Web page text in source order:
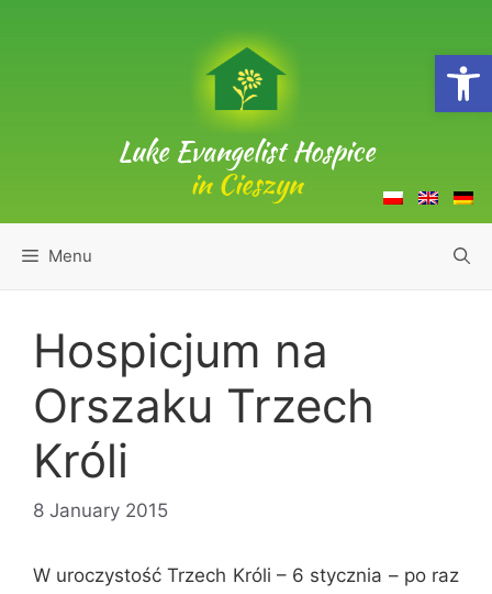
Luke Evangelist Hospice
in Cieszyn
Menu
Hospicjum na
Orszaku Trzech
Króli
8 January 2015
W uroczystość Trzech Króli – 6 stycznia – po raz